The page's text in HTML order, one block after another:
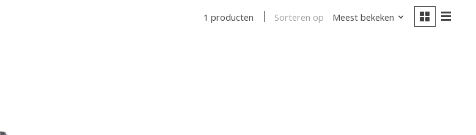
1 producten Sorteren op Meest bekeken